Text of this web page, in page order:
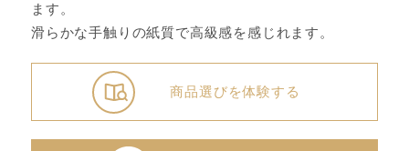
商品選びを体験する
ます。
滑らかな手触りの紙質で高級感を感じれます。